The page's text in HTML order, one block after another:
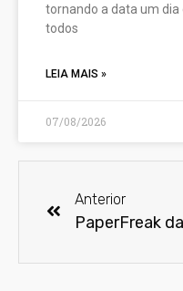
tornando a data um
todos
LEIA MAIS »
07/08/2026
Anterior